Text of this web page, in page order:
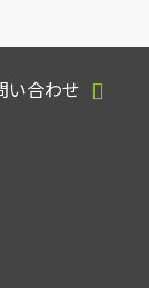
い合わせ